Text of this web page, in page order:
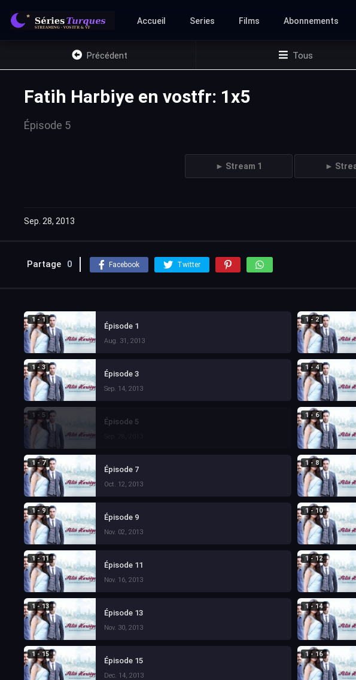
Accueil Series Films Abonnements
Précédent Tous
Fatih Harbiye en vostfr: 1x5
Épisode 5
► Stream 1 ►
Sep. 28, 2013
Partage 0 Facebook Twitter
1 - 1
Épisode 1
Aug. 31, 2013
1 - 2
1 - 3
Épisode 3
Sep. 14, 2013
1 - 4
1 - 5
Épisode 5
1 - 6
1 - 7
Épisode 7
Oct. 12, 2013
1 - 8
1 - 9
Épisode 9
Nov. 02, 2013
1 - 10
1 - 11
Épisode 11
Nov. 16, 2013
1 - 12
1 - 13
Épisode 13
Nov. 30, 2013
1 - 14
1 - 15
Épisode 15
Dec. 14, 2013
1 - 16